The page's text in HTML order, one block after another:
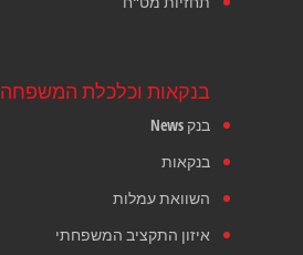
בנקאות וכלכלת המשפחה
בנק News
בנקאות
השוואת עמלות
איזון התקציב המשפחתי